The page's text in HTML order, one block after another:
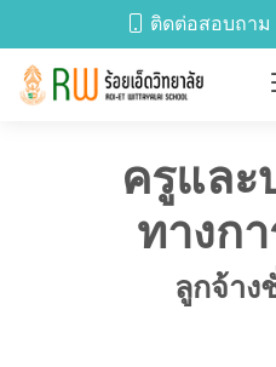
ติดต่อสอบถาม
ครูและ
ทางก
ลูกจ้าง